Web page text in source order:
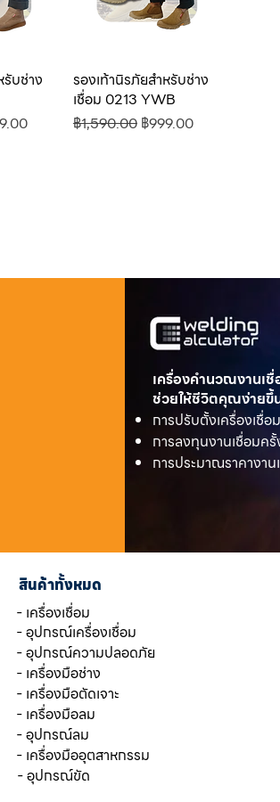
น
รับช่าง
ายลด
ดูข้อมูลด่วน
รองเท้านิรภัยสำหรับช่าง
เชื่อม 0213 YWB
ราคาปกติ
฿1,590.00 ราคาขายลด
฿999.00
เครื่องคำนวณงานเ
ช่วยให้ชีวิตคุณง่ายขึ้
การปรับตั้งเครื่องเชื่
การลงทุนงานเชื่อมค
การประมาณราคางาน
สินค้าทั้งหมด
- เครื่องเชื่อม
- อุปกรณ์เครื่องเชื่อม
- อุปกรณ์ความปลอดภัย
- เครื่องมือช่าง
- เครื่องมือตัดเจาะ
- เครื่องมือลม
- อุปกรณ์ลม
- เครื่องมืออุตสาหกรรม
- อุปกรณ์ขัด